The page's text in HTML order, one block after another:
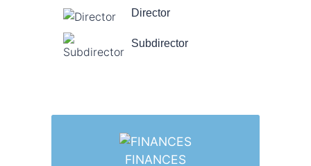
Director
Subdirector
FINANCES